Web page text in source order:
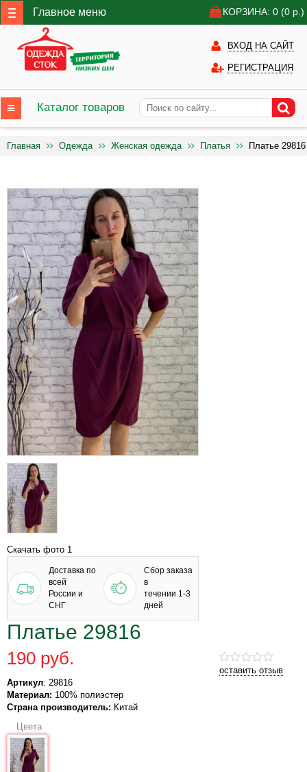
Главное меню КОРЗИНА: 0 (0 р.)
ВХОД НА САЙТ
РЕГИСТРАЦИЯ
Каталог товаров
Главная Одежда Женская одежда Платья Платье 29816
Скачать фото 1
Доставка по
всей
России и
СНГ
Сбор заказа
в
течении 1-3
дней
Платье 29816
оставить отзыв
190 руб.
Артикул: 29816
Материал: 100% полиэстер
Страна производитель: Китай
Цвета